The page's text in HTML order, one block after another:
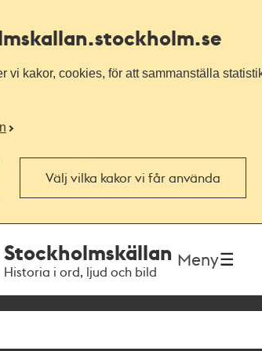
.stockholm.se
vi kakor, cookies, för att sammanställa
Välj vilka kakor vi får använda
Stockholmskällan
Historia i ord, ljud och bild
Meny